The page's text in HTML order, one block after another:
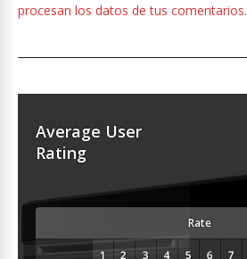
procesan los datos de tus comentarios.
Average User
Rating
Rate